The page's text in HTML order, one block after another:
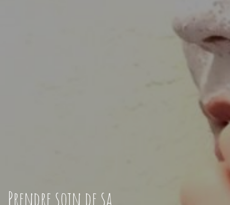
Prendre soin de sa